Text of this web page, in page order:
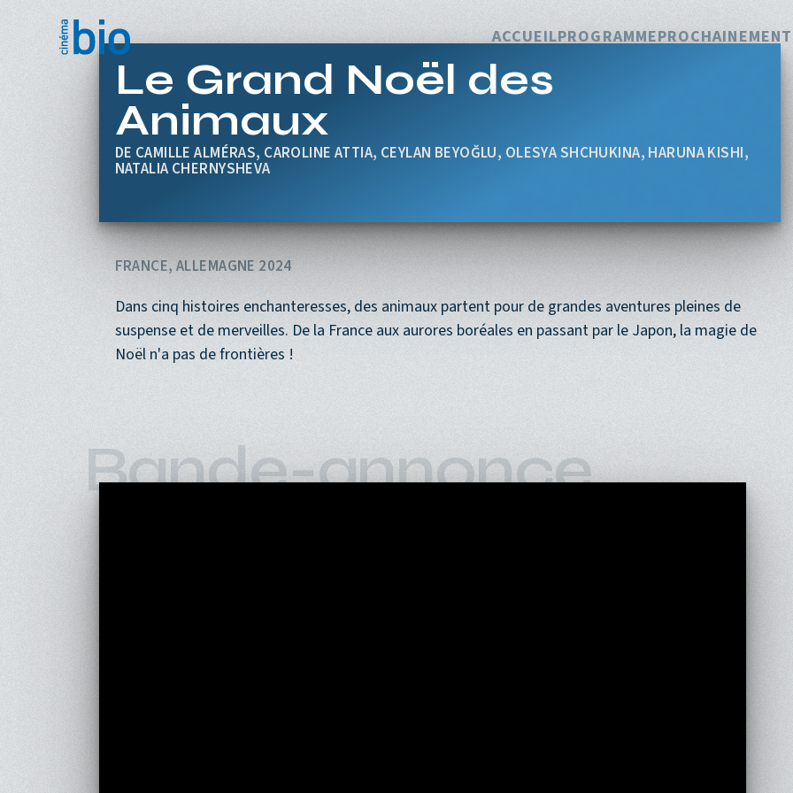
Navigation
ACCUEILPROGRAMMEPROCHAINEMENT
Le Grand Noël des
Animaux
CAMILLE ALMÉRAS, CAROLINE ATTIA, CEYLAN BEYOĞLU, OLESYA SHCHUKINA, HARUNA KISHI,
NATALIA CHERNYSHEVA
FRANCE, ALLEMAGNE 2024
Dans cinq histoires enchanteresses, des animaux partent pour de grandes aventures pleines de
suspense et de merveilles. De la France aux aurores boréales en passant par le Japon, la magie de
Noël n'a pas de frontières !
Bande-annonce